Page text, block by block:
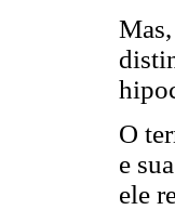
O
e
ele